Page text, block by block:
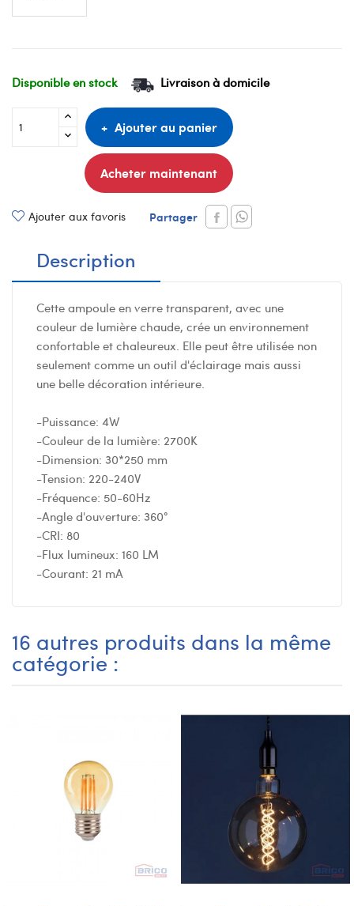
Disponible en stock Livraison à domicile
Ajouter au panier
Acheter maintenant
Ajouter aux favoris Partager
Description
Cette ampoule en verre transparent, avec une
couleur de lumière chaude, crée un environnement
confortable et chaleureux. Elle peut être utilisée non
seulement comme un outil d'éclairage mais aussi
une belle décoration intérieure.
-Puissance: 4W
-Couleur de la lumière: 2700K
-Dimension: 30*250 mm
-Tension: 220-240V
-Fréquence: 50-60Hz
-Angle d'ouverture: 360°
-CRI: 80
-Flux lumineux: 160 LM
-Courant: 21 mA
16 autres produits dans la même
catégorie :